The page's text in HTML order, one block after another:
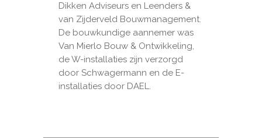
Dikken Adviseurs en Leenders &
van Zijderveld Bouwmanagement.
De bouwkundige aannemer was
Van Mierlo Bouw & Ontwikkeling,
de W-installaties zijn verzorgd
door Schwagermann en de E-
installaties door DAEL.